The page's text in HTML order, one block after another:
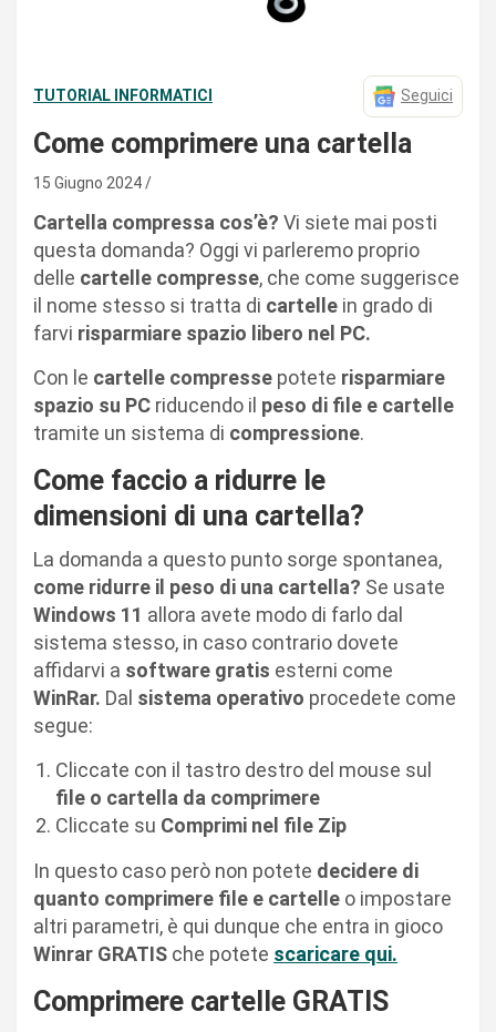
TUTORIAL INFORMATICI Seguici
Come comprimere una cartella
15 Giugno 2024
Cartella compressa cos’è? Vi siete mai posti
questa domanda? Oggi vi parleremo proprio
delle cartelle compresse, che come suggerisce
il nome stesso si tratta di cartelle in grado di
farvi risparmiare spazio libero nel PC.
Con le cartelle compresse potete risparmiare
spazio su PC riducendo il peso di file e cartelle
tramite un sistema di compressione.
Come faccio a ridurre le
dimensioni di una cartella?
La domanda a questo punto sorge spontanea,
come ridurre il peso di una cartella? Se usate
Windows 11 allora avete modo di farlo dal
sistema stesso, in caso contrario dovete
affidarvi a software gratis esterni come
WinRar. Dal sistema operativo procedete come
segue:
Cliccate con il tastro destro del mouse sul
file o cartella da comprimere
Cliccate su Comprimi nel file Zip
In questo caso però non potete decidere di
quanto comprimere file e cartelle o impostare
altri parametri, è qui dunque che entra in gioco
Winrar GRATIS che potete scaricare qui.
Comprimere cartelle GRATIS